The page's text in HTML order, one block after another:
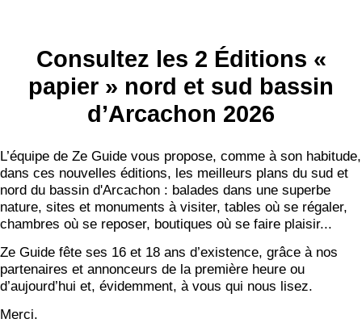
BONS PLANS
INSCRIPTION
NEWSLETTER
Consultez les 2 Éditions «
papier » nord et sud bassin
d’Arcachon 2026
L’équipe de Ze Guide vous propose, comme à son habitude,
dans ces nouvelles éditions, les meilleurs plans du sud et
nord du bassin d'Arcachon : balades dans une superbe
nature, sites et monuments à visiter, tables où se régaler,
chambres où se reposer, boutiques où se faire plaisir...
Ze Guide fête ses 16 et 18 ans d’existence, grâce à nos
partenaires et annonceurs de la première heure ou
d’aujourd’hui et, évidemment, à vous qui nous lisez.
Merci.